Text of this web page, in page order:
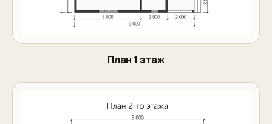
План 1 этаж